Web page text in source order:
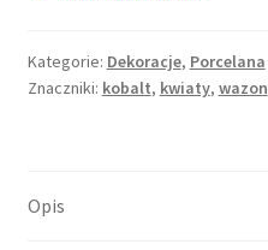
Kategorie: Dekoracje, Porcelana
Znaczniki: kobalt, kwiaty, wazon
Opis